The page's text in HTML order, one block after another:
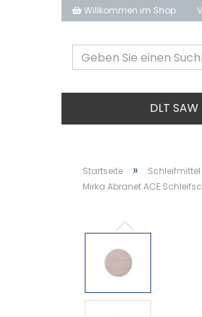
Willkommen im Shop
DLT SAW
Startseite » Schleifmittel
Mirka Abranet ACE